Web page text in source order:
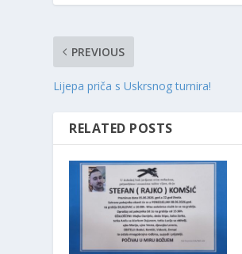
PREVIOUS
Lijepa priča s Uskrsnog turnira!
RELATED POSTS